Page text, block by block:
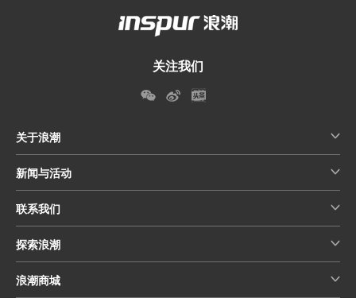
关注我们
关于浪潮
新闻与活动
联系我们
探索浪潮
浪潮商城